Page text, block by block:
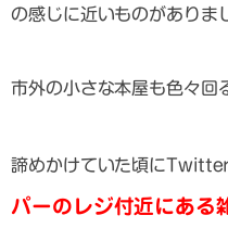
の感じに近いものがありま
市外の小さな本屋も色々回
諦めかけていた頃にTwitter
パーのレジ付近にある